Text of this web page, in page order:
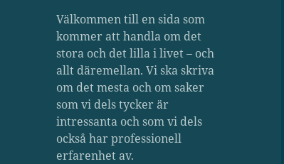
Välkommen till en sida som
kommer att handla om det
stora och det lilla i livet – och
allt däremellan. Vi ska skriva
om det mesta och om saker
som vi dels tycker är
intressanta och som vi dels
också har professionell
erfarenhet av.